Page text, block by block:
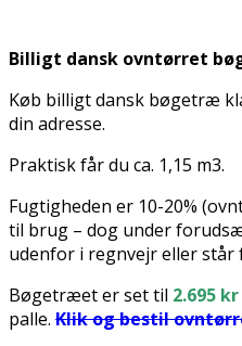
Billigt dansk ovntørret
Køb billigt dansk bøgetræ
din adresse.
Praktisk får du ca. 1,15 m3.
Fugtigheden er 10-20%
til brug – dog under
udenfor i regnvejr eller
Bøgetræet er set til 2.695 kr
palle. Klik og bestil